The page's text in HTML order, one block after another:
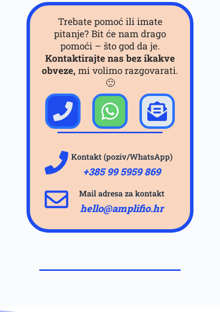
Trebate pomoć ili imate
pitanje? Bit će nam drago
pomoći – što god da je.
Kontaktirajte nas bez ikakve
obveze, mi volimo razgovarati.
🙂
Kontakt (poziv/WhatsApp)
+385 99 5959 869
Mail adresa za kontakt
hello@amplifio.hr